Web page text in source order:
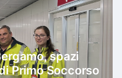
spazi
Primo Soccorso